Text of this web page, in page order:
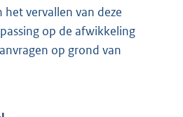
vervallen van deze
op de afwikkeling
op grond van